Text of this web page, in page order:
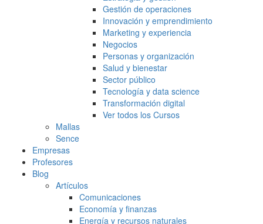
Gestión de operaciones
Innovación y emprendimiento
Marketing y experiencia
Negocios
Personas y organización
Salud y bienestar
Sector público
Tecnología y data science
Transformación digital
Ver todos los Cursos
Mallas
Sence
Empresas
Profesores
Blog
Artículos
Comunicaciones
Economía y finanzas
Energía y recursos naturales